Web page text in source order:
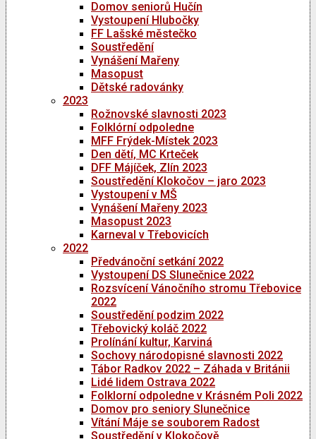
Domov seniorů Hučín
Vystoupení Hlubočky
FF Lašské městečko
Soustředění
Vynášení Mařeny
Masopust
Dětské radovánky
2023
Rožnovské slavnosti 2023
Folklórní odpoledne
MFF Frýdek-Místek 2023
Den dětí, MC Krteček
DFF Májíček, Zlín 2023
Soustředění Klokočov – jaro 2023
Vystoupení v MŠ
Vynášení Mařeny 2023
Masopust 2023
Karneval v Třebovicích
2022
Předvánoční setkání 2022
Vystoupení DS Slunečnice 2022
Rozsvícení Vánočního stromu Třebovice
2022
Soustředění podzim 2022
Třebovický koláč 2022
Prolínání kultur, Karviná
Sochovy národopisné slavnosti 2022
Tábor Radkov 2022 – Záhada v Británii
Lidé lidem Ostrava 2022
Folklorní odpoledne v Krásném Poli 2022
Domov pro seniory Slunečnice
Vítání Máje se souborem Radost
Soustředění v Klokočově